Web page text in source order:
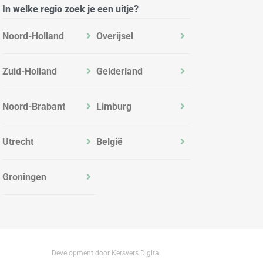
In welke regio zoek je een uitje?
Noord-Holland
Zuid-Holland
Noord-Brabant
Utrecht
Groningen
Overijsel
Gelderland
Limburg
België
Development door Kersvers Digital